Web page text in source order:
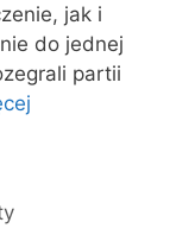
jak i
do jednej
partii